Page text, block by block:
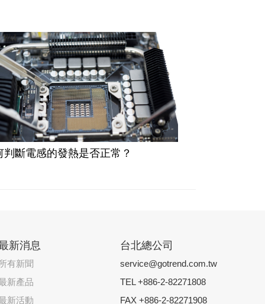
判斷電感的發熱是否正常？​
新消息
所有新聞
新產品
新活動
台北總公司
service@gotrend.com.tw
TEL +886-2-82271808
FAX +886-2-82271908